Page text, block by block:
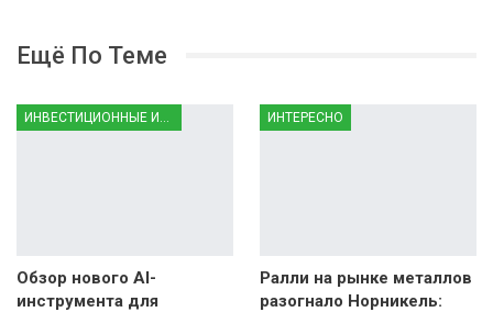
Ещё По Теме
ИНВЕСТИЦИОННЫЕ ИНСТРУМЕНТЫ
Обзор нового AI-
инструмента для
ИНТЕРЕСНО
Ралли на рынке металлов
разогнало Норникель: